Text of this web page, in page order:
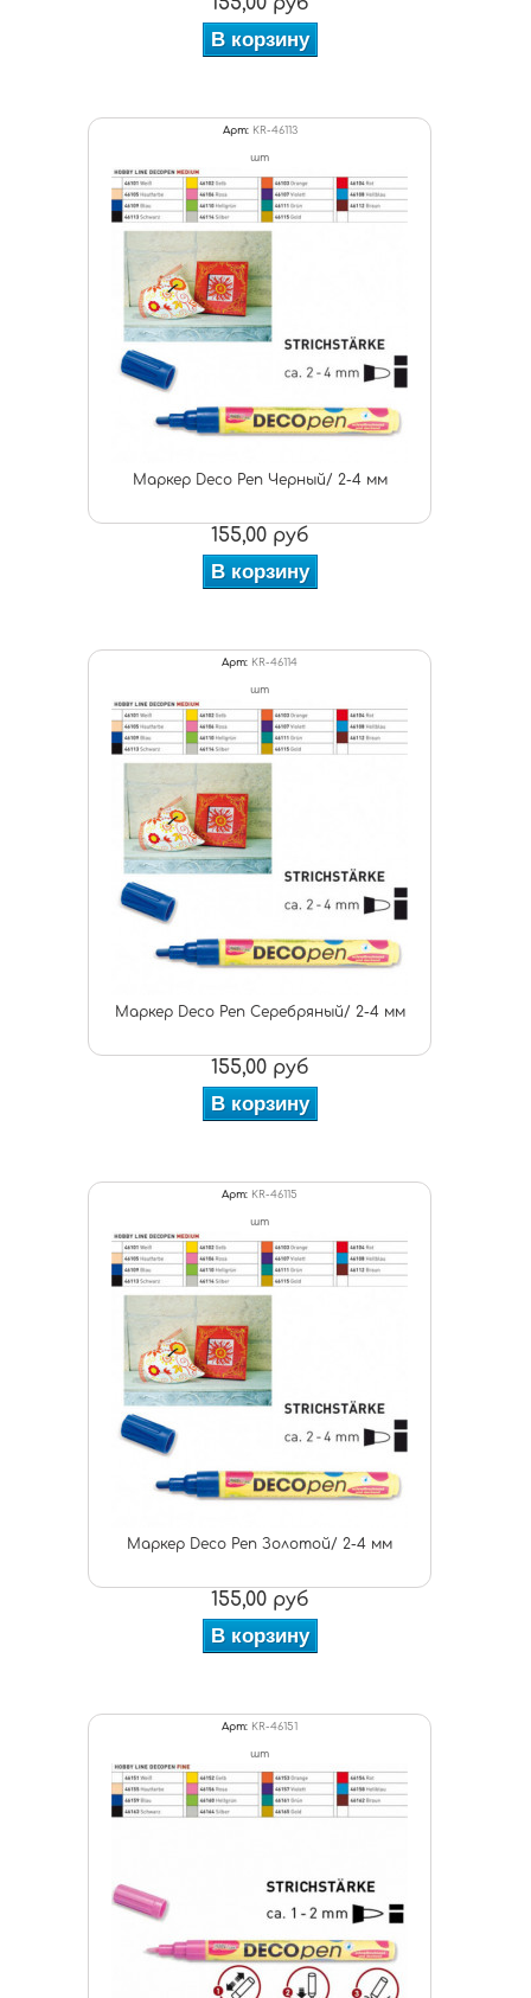
В корзину
Арт: KR-46113
шт
Маркер Deco Pen Черный/ 2-4 мм
155,00 руб
В корзину
Арт: KR-46114
шт
Маркер Deco Pen Серебряный/ 2-4 мм
155,00 руб
В корзину
Арт: KR-46115
шт
Маркер Deco Pen Золотой/ 2-4 мм
155,00 руб
В корзину
Арт: KR-46151
шт